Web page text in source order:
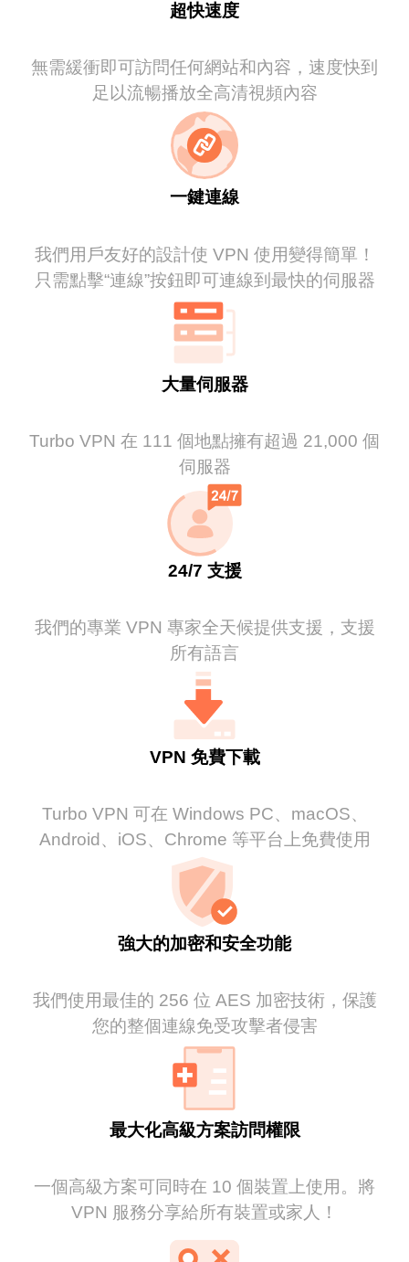
超快速度
無需緩衝即可訪問任何網站和內容，速度快到
足以流暢播放全高清視頻內容
一鍵連線
我們用戶友好的設計使 VPN 使用變得簡單！
只需點擊“連線”按鈕即可連線到最快的伺服器
大量伺服器
Turbo VPN 在 111 個地點擁有超過 21,000 個
伺服器
24/7 支援
我們的專業 VPN 專家全天候提供支援，支援
所有語言
VPN 免費下載
Turbo VPN 可在 Windows PC、macOS、
Android、iOS、Chrome 等平台上免費使用
強大的加密和安全功能
我們使用最佳的 256 位 AES 加密技術，保護
您的整個連線免受攻擊者侵害
最大化高級方案訪問權限
一個高級方案可同時在 10 個裝置上使用。將
VPN 服務分享給所有裝置或家人！